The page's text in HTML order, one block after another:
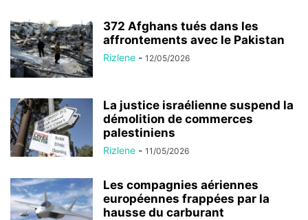
372 Afghans tués dans les
affrontements avec le Pakistan
Rizlene - 12/05/2026
La justice israélienne suspend la
démolition de commerces
palestiniens
Rizlene - 11/05/2026
Les compagnies aériennes
européennes frappées par la
hausse du carburant